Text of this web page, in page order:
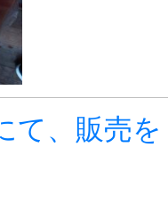
て、販売を